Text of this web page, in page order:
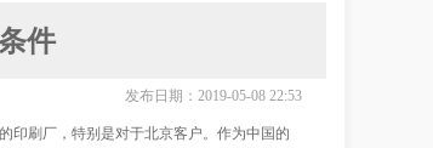
件
发布日期：2019-05-08 22:53
刷厂，特别是对于北京客户。作为中国的